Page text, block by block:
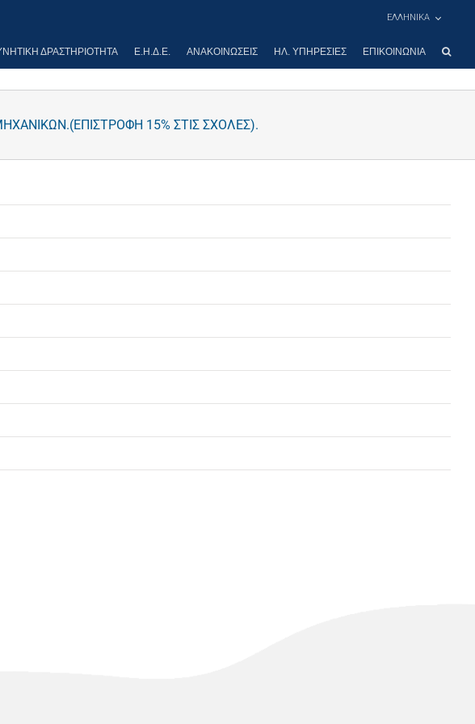
ΕΛΛΗΝΙΚΑ
ΔΡΑΣΤΗΡΙΌΤΗΤΑ Ε.Η.Δ.Ε. ΑΝΑΚΟΙΝΏΣΕΙΣ ΗΛ. ΥΠΗΡΕΣΊΕΣ ΕΠΙΚΟΙΝΩΝΊΑ
15% ΣΤΙΣ ΣΧΟΛΕΣ).